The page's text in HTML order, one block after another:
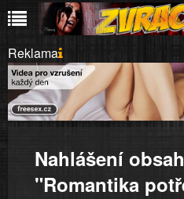
Reklama
Nahlášení
"Romantika